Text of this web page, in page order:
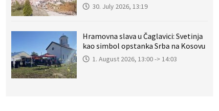
30. July 2026, 13:19
Hramovna slava u Čaglavici: Svetinja
kao simbol opstanka Srba na Kosovu
1. August 2026, 13:00 -> 14:03